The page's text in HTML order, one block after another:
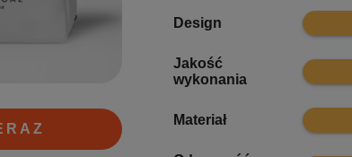
Design 9.7
Jakość
wykonania
9.7
Materiał 10